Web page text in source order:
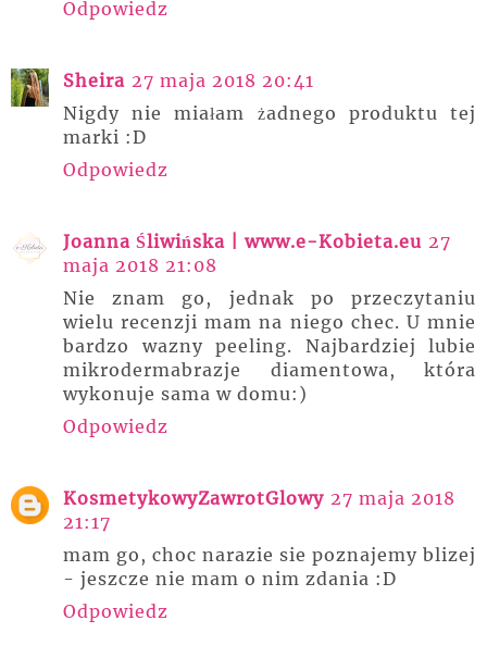
Odpowiedz
Sheira 27 maja 2018 20:41
Nigdy nie miałam żadnego produktu tej
marki :D
Odpowiedz
Joanna Śliwińska | www.e-Kobieta.eu 27
maja 2018 21:08
Nie znam go, jednak po przeczytaniu
wielu recenzji mam na niego chec. U mnie
bardzo wazny peeling. Najbardziej lubie
mikrodermabrazje diamentowa, która
wykonuje sama w domu:)
Odpowiedz
KosmetykowyZawrotGlowy 27 maja 2018
21:17
mam go, choc narazie sie poznajemy blizej
- jeszcze nie mam o nim zdania :D
Odpowiedz